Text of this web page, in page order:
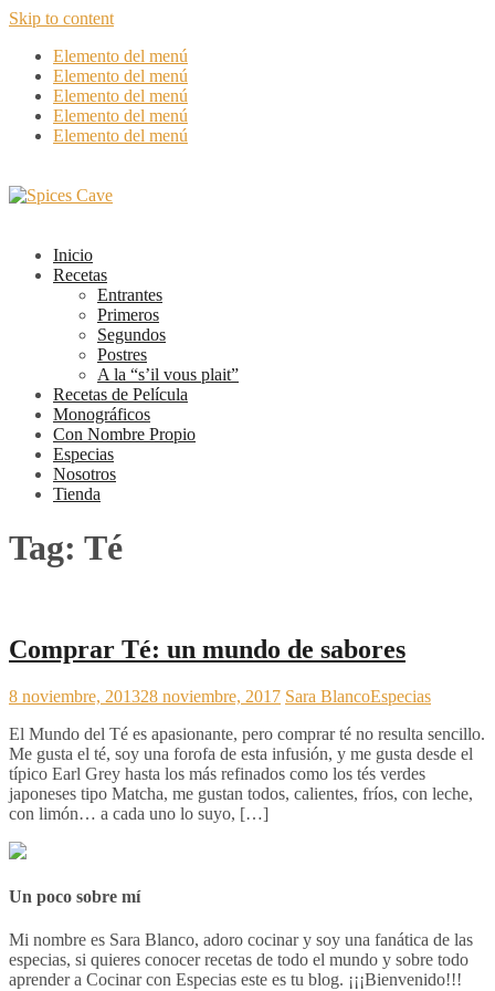
Skip to content
Elemento del menú
Elemento del menú
Elemento del menú
Elemento del menú
Elemento del menú
Inicio
Recetas
Entrantes
Primeros
Segundos
Postres
A la “s’il vous plait”
Recetas de Película
Monográficos
Con Nombre Propio
Especias
Nosotros
Tienda
Tag: Té
Comprar Té: un mundo de sabores
8 noviembre, 201328 noviembre, 2017 Sara BlancoEspecias
El Mundo del Té es apasionante, pero comprar té no resulta sencillo.
Me gusta el té, soy una forofa de esta infusión, y me gusta desde el
típico Earl Grey hasta los más refinados como los tés verdes
japoneses tipo Matcha, me gustan todos, calientes, fríos, con leche,
con limón… a cada uno lo suyo, […]
Un poco sobre mí
Mi nombre es Sara Blanco, adoro cocinar y soy una fanática de las
especias, si quieres conocer recetas de todo el mundo y sobre todo
aprender a Cocinar con Especias este es tu blog. ¡¡¡Bienvenido!!!